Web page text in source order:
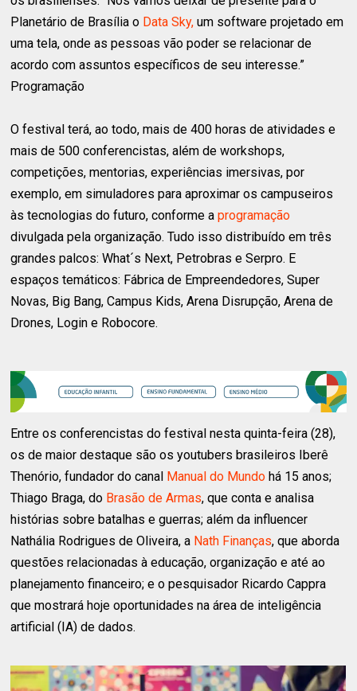
Planetário de Brasília o Data Sky, um software projetado em
uma tela, onde as pessoas vão poder se relacionar de
acordo com assuntos específicos de seu interesse.”
Programação
O festival terá, ao todo, mais de 400 horas de atividades e
mais de 500 conferencistas, além de workshops,
competições, mentorias, experiências imersivas, por
exemplo, em simuladores para aproximar os campuseiros
às tecnologias do futuro, conforme aprogramação
divulgada pela organização. Tudo isso distribuído em três
grandes palcos: What´s Next, Petrobras e Serpro. E
espaços temáticos: Fábrica de Empreendedores, Super
Novas, Big Bang, Campus Kids, Arena Disrupção, Arena de
Drones, Login e Robocore.
Entre os conferencistas do festival nesta quinta-feira (28),
os de maior destaque são os youtubers brasileiros Iberê
Thenório, fundador do canal Manual do Mundo há 15 anos;
Thiago Braga, do Brasão de Armas, que conta e analisa
histórias sobre batalhas e guerras; além da influencer
Nathália Rodrigues de Oliveira, a Nath Finanças, que aborda
questões relacionadas à educação, organização e até ao
planejamento financeiro; e o pesquisador Ricardo Cappra
que mostrará hoje oportunidades na área de inteligência
artificial (IA) de dados.